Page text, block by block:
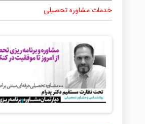
خدمات مشاوره تحصیلی